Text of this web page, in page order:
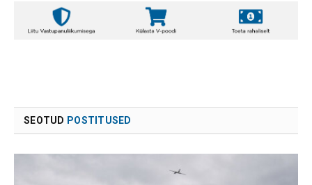
SEOTUD POSTITUSED